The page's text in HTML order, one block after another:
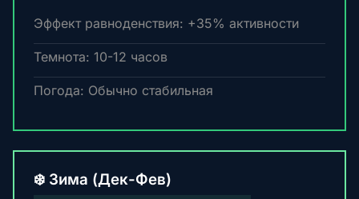
Эффект равноденствия: +35% активности
Темнота: 10-12 часов
Погода: Обычно стабильная
❄️ Зима (Дек-Фев)